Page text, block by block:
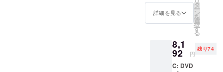
報管理
の観点
テンツ
は、
メール
アドレ
み） ★
英語版
字幕レ
ビュー
（104万
円以上
達成の
場合の
詳細を見る
タ
ー
ン
を
選
択
す
る
8,1
92 円
残り74
C: DVD